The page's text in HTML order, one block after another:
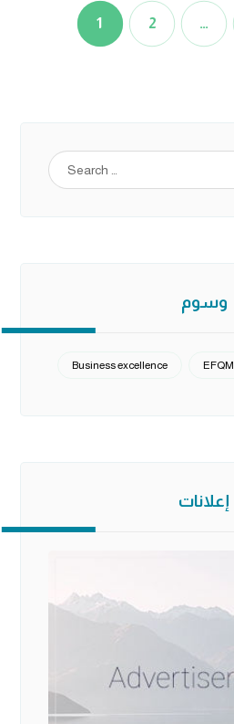
1 2 …
وسوم
Business excellence EFQM
إعلانات